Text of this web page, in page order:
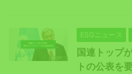
ESGニュース
国連トップ
トの公表を